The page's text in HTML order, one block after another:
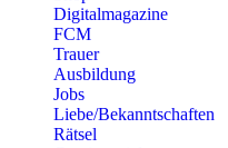
Digitalmagazine
FCM
Trauer
Ausbildung
Jobs
Liebe/Bekanntschaften
Rätsel